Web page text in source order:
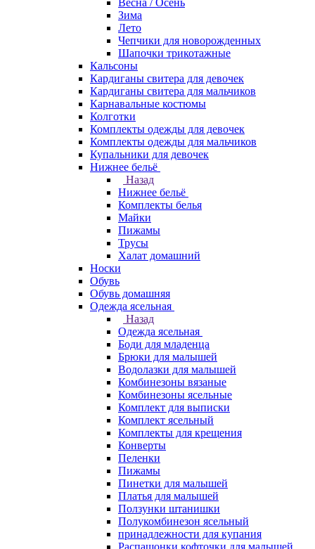
Весна / Осень
Зима
Лето
Чепчики для новорожденных
Шапочки трикотажные
Кальсоны
Кардиганы свитера для девочек
Кардиганы свитера для мальчиков
Карнавальные костюмы
Колготки
Комплекты одежды для девочек
Комплекты одежды для мальчиков
Купальники для девочек
Нижнее бельё
Назад
Нижнее бельё
Комплекты белья
Майки
Пижамы
Трусы
Халат домашний
Носки
Обувь
Обувь домашняя
Одежда ясельная
Назад
Одежда ясельная
Боди для младенца
Брюки для малышей
Водолазки для малышей
Комбинезоны вязаные
Комбинезоны ясельные
Комплект для выписки
Комплект ясельный
Комплекты для крещения
Конверты
Пеленки
Пижамы
Пинетки для малышей
Платья для малышей
Ползунки штанишки
Полукомбинезон ясельный
принадлежности для купания
Распашонки кофточки для малышей